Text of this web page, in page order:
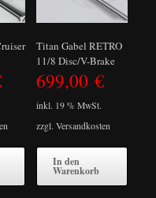
Titan Gabel RETRO
11/8 Disc/V-Brake
699,00€
inkl. 19 % MwSt.
zzgl.Versandkosten
In den
Warenkorb